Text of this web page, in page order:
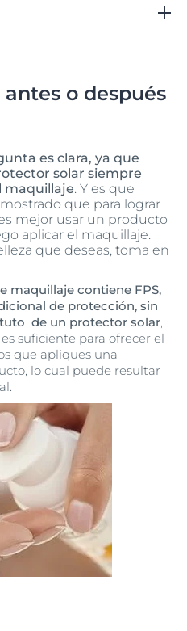
por 24 horas.
adecuada:
de protector solar
dedos para asegurar
podrías no estar
contra los rayos
medir con precisión el
solar dando suaves
dedos, asegurándote
frente,
olvides las orejas y el
solar se absorba
de continuar con el
se forme una barrera
demás productos; si usas
cumplir este paso de la
Oil Control FPS50+
ayuda a controlar la
color,Sun Facial Oil
ySun facial Oil Control
con pigmentos de
uniforme. ¡Listos para
o después
es clara, ya que
solar siempre
maquillaje. Y es que
que para lograr
mejor usar un producto
aplicar el maquillaje.
que deseas, toma en
maquillaje contiene FPS,
de protección, sin
de un protector solar,
suficiente para ofrecer el
que apliques una
lo cual puede resultar